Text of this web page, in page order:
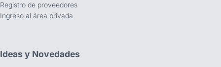
Registro de proveedores
Ingreso al área privada
Ideas y Novedades